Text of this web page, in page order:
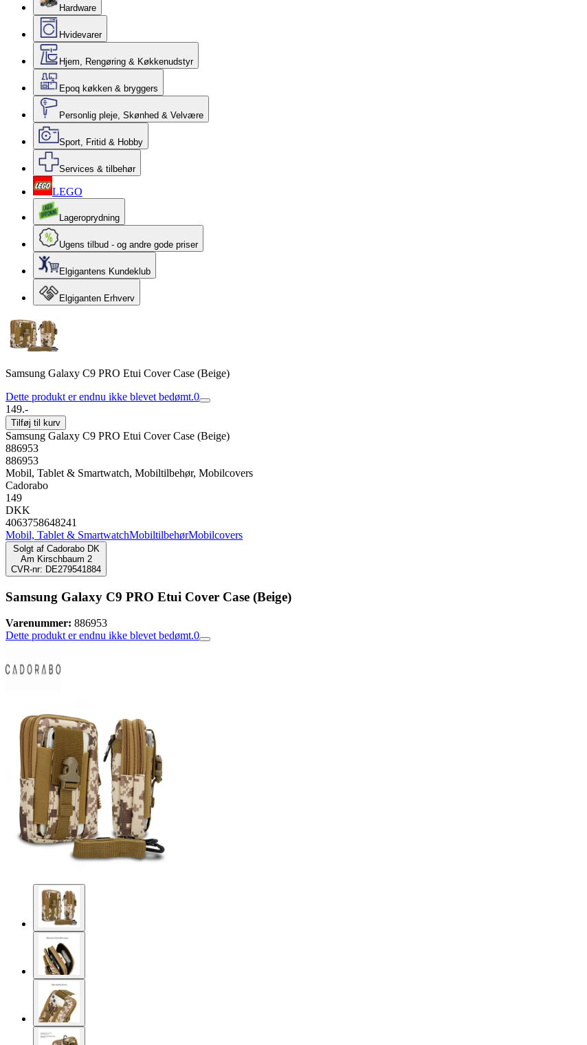
Hardware
Hvidevarer
Hjem, Rengøring & Køkkenudstyr
Epoq køkken & bryggers
Personlig pleje, Skønhed & Velvære
Sport, Fritid & Hobby
Services & tilbehør
LEGO
Lageroprydning
Ugens tilbud - og andre gode priser
Elgigantens Kundeklub
Elgiganten Erhverv
Samsung Galaxy C9 PRO Etui Cover Case (Beige)
Dette produkt er endnu ikke blevet bedømt.0
149.-
Tilføj til kurv
Samsung Galaxy C9 PRO Etui Cover Case (Beige)
886953
886953
Mobil, Tablet & Smartwatch, Mobiltilbehør, Mobilcovers
Cadorabo
149
DKK
4063758648241
Mobil, Tablet & SmartwatchMobiltilbehørMobilcovers
Solgt af Cadorabo DK
Am Kirschbaum 2
CVR-nr: DE279541884
Samsung Galaxy C9 PRO Etui Cover Case (Beige)
Varenummer: 886953
Dette produkt er endnu ikke blevet bedømt.0